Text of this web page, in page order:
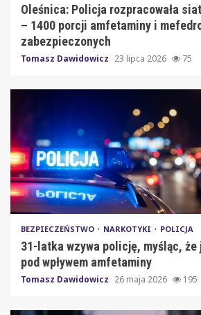
Oleśnica: Policja rozpracowała
– 1400 porcji amfetaminy i
zabezpieczonych
Tomasz Dawidowicz 23 lipca 2026 75
BEZPIECZEŃSTWO NARKOTYKI POLICJA
31-latka wzywa policję, myśląc,
pod wpływem amfetaminy
Tomasz Dawidowicz 26 maja 2026 195